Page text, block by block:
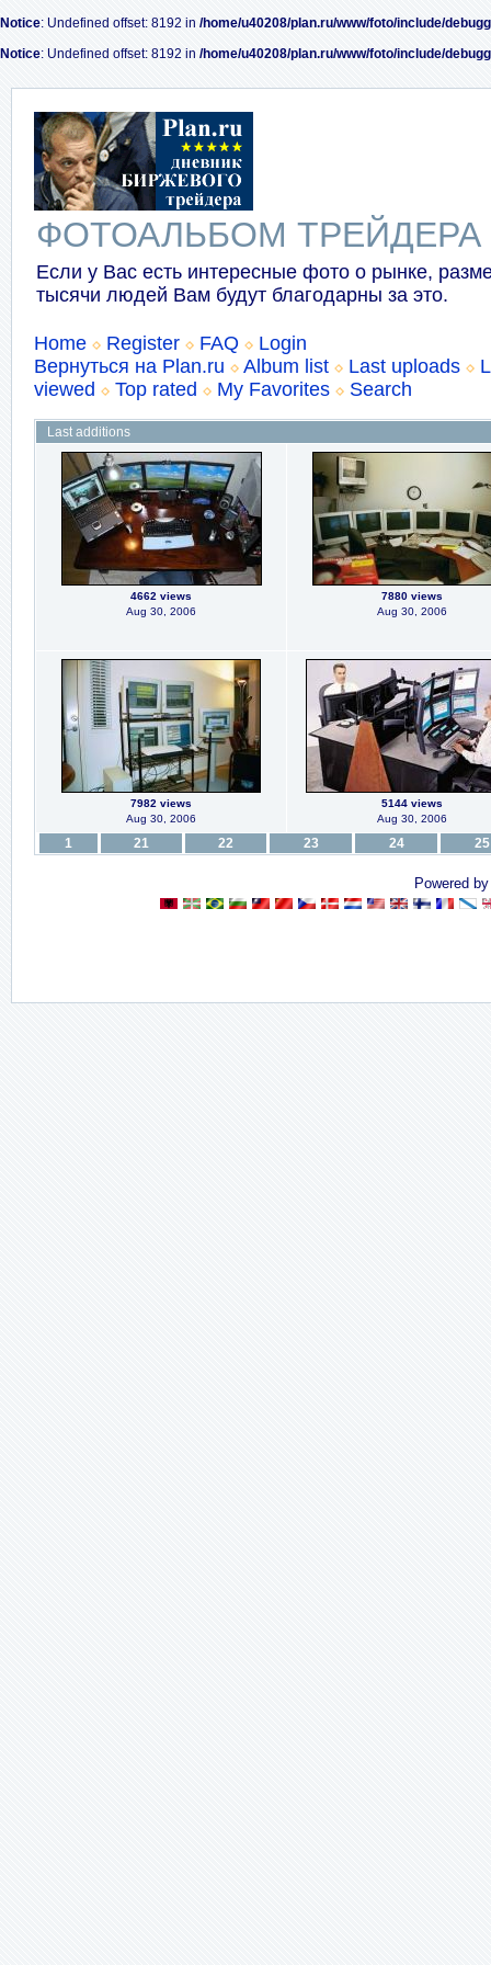
Notice: Undefined offset: 8192 in /home/u40208/plan.ru/www/foto/include/
Notice: Undefined offset: 8192 in /home/u40208/plan.ru/www/foto/include/
ФОТОАЛЬБОМ ТРЕЙДЕРА
Если у Вас есть интересные фото о рынке,
тысячи людей Вам будут благодарны за это.
Home Register FAQ
Login
Вернуться на Plan.ru
Album list Last uploads
viewed
Top rated My Favorites Search
Last additions
4662 views
Aug 30, 2006
7880 views
Aug 30, 2006
7982 views
Aug 30, 2006
5144 views
Aug 30, 2006
1 21 22 23 24 25
Powered